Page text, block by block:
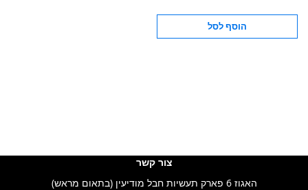
הוסף לסל
צור קשר
האגוז 6 פארק תעשיות חבל מודיעין (בתאום מראש)